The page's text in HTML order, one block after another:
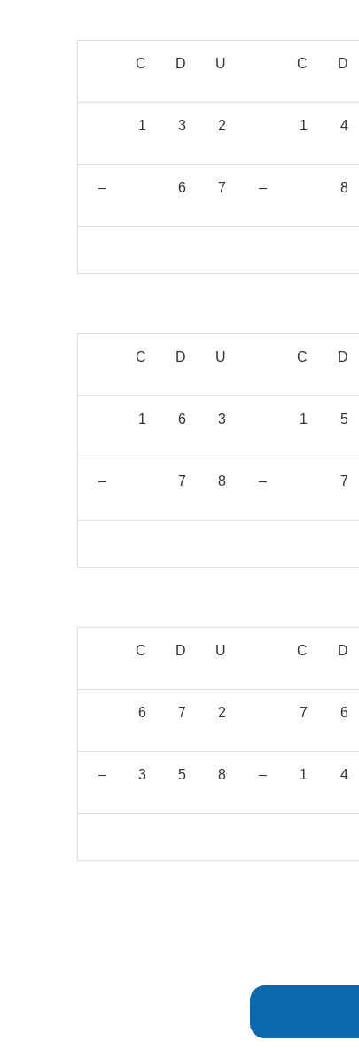
C D U C D
1 3 2 1 4
– 6 7 – 8
C D U C D
1 6 3 1 5
– 7 8 – 7
C D U C D
6 7 2 7 6
– 3 5 8 – 1 4